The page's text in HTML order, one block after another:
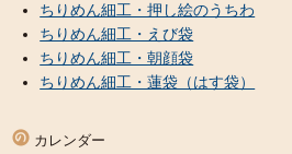
ちりめん細工・押し絵のうちわ
ちりめん細工・えび袋
ちりめん細工・朝顔袋
ちりめん細工・蓮袋（はす袋）
カレンダー